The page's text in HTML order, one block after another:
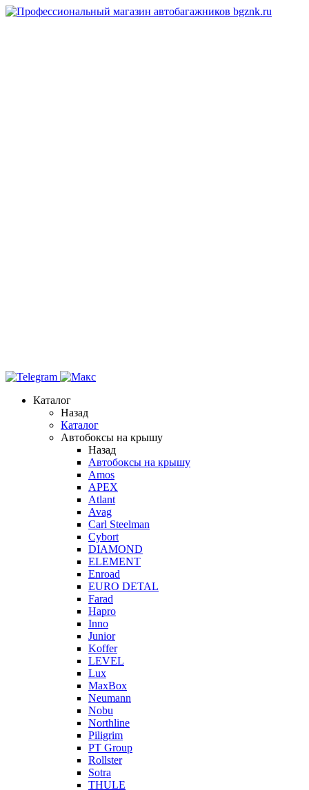
Каталог
Назад
Каталог
Автобоксы на крышу
Назад
Автобоксы на крышу
Amos
APEX
Atlant
Avag
Carl Steelman
Cybort
DIAMOND
ELEMENT
Enroad
EURO DETAL
Farad
Hapro
Inno
Junior
Koffer
LEVEL
Lux
MaxBox
Neumann
Nobu
Northline
Piligrim
PT Group
Rollster
Sotra
THULE